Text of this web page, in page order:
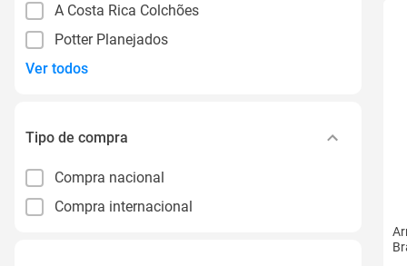
A Costa Rica Colchões
Potter Planejados
Ver todos
Tipo de compra
Compra nacional
Compra internacional